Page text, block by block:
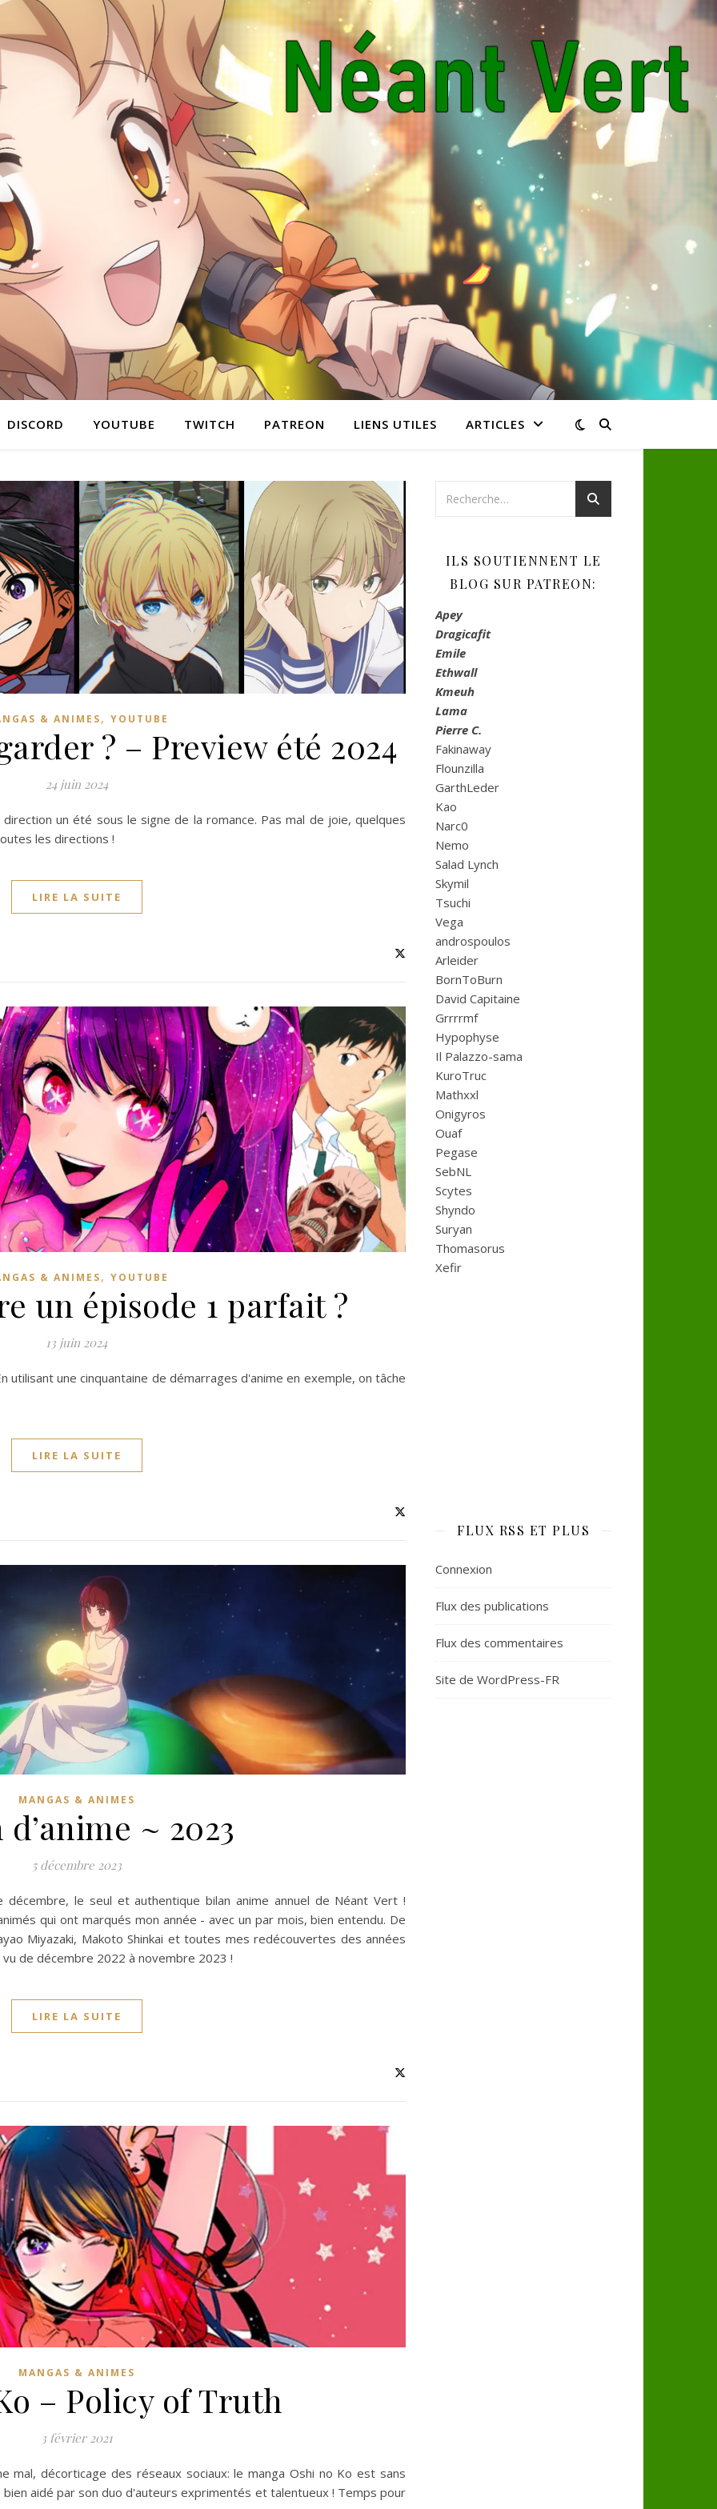
DISCORD YOUTUBE TWITCH PATREON LIENS UTILES ARTICLES
& ANIMES, YOUTUBE
? – Preview été 2024
24 juin 2024
un été sous le signe de la romance. Pas mal de joie, quelques
les directions !
LIRE LA SUITE
& ANIMES, YOUTUBE
un épisode 1 parfait ?
13 juin 2024
utilisant une cinquantaine de démarrages d'anime en exemple, on tâche
LIRE LA SUITE
MANGAS & ANIMES
~ 2023
5 décembre 2023
le seul et authentique bilan anime annuel de Néant Vert !
qui ont marqués mon année - avec un par mois, bien entendu. De
Miyazaki, Makoto Shinkai et toutes mes redécouvertes des années
de décembre 2022 à novembre 2023 !
LIRE LA SUITE
MANGAS & ANIMES
– Policy of Truth
3 février 2021
mal, décorticage des réseaux sociaux: le manga Oshi no Ko est sans
aidé par son duo d'auteurs exprimentés et talentueux ! Temps pour
ILS SOUTIENNENT LE
BLOG SUR PATREON:
Apey
Dragicafit
Emile
Ethwall
Kmeuh
Lama
Pierre C.
Fakinaway
Flounzilla
GarthLeder
Kao
Narc0
Nemo
Salad Lynch
Skymil
Tsuchi
Vega
androspoulos
Arleider
BornToBurn
David Capitaine
Grrrrmf
Hypophyse
Il Palazzo-sama
KuroTruc
Mathxxl
Onigyros
Ouaf
Pegase
SebNL
Scytes
Shyndo
Suryan
Thomasorus
Xefir
FLUX RSS ET PLUS
Connexion
Flux des publications
Flux des commentaires
Site de WordPress-FR